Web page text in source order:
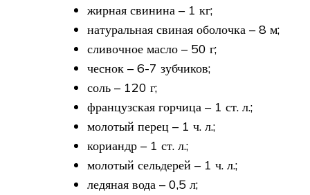
жирная свинина – 1 кг;
натуральная свиная оболочка – 8 м;
сливочное масло – 50 г;
чеснок – 6-7 зубчиков;
соль – 120 г;
французская горчица – 1 ст. л.;
молотый перец – 1 ч. л.;
кориандр – 1 ст. л.;
молотый сельдерей – 1 ч. л.;
ледяная вода – 0,5 л;